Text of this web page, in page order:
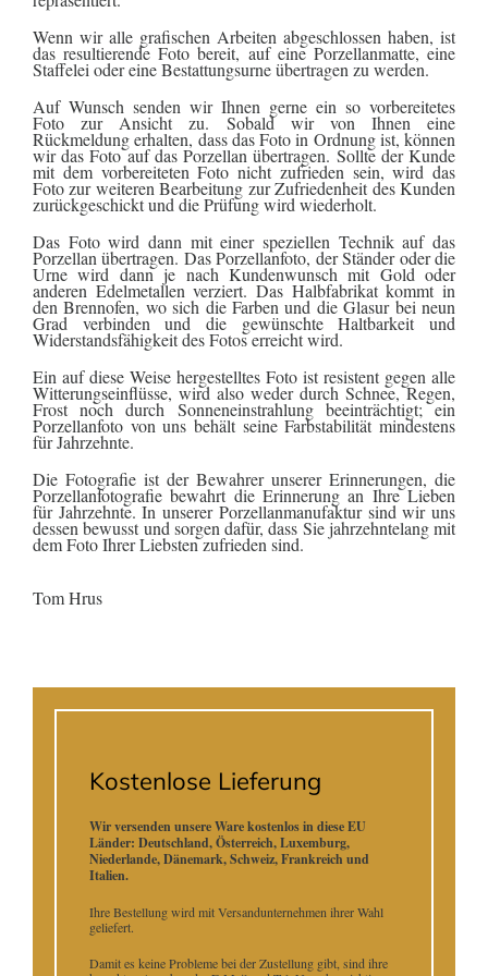
Wenn wir alle grafischen Arbeiten abgeschlossen haben, ist
das resultierende Foto bereit, auf eine Porzellanmatte, eine
Staffelei oder eine Bestattungsurne übertragen zu werden.
Auf Wunsch senden wir Ihnen gerne ein so vorbereitetes
Foto zur Ansicht zu. Sobald wir von Ihnen eine
Rückmeldung erhalten, dass das Foto in Ordnung ist, können
wir das Foto auf das Porzellan übertragen. Sollte der Kunde
mit dem vorbereiteten Foto nicht zufrieden sein, wird das
Foto zur weiteren Bearbeitung zur Zufriedenheit des Kunden
zurückgeschickt und die Prüfung wird wiederholt.
Das Foto wird dann mit einer speziellen Technik auf das
Porzellan übertragen. Das Porzellanfoto, der Ständer oder die
Urne wird dann je nach Kundenwunsch mit Gold oder
anderen Edelmetallen verziert. Das Halbfabrikat kommt in
den Brennofen, wo sich die Farben und die Glasur bei neun
Grad verbinden und die gewünschte Haltbarkeit und
Widerstandsfähigkeit des Fotos erreicht wird.
Ein auf diese Weise hergestelltes Foto ist resistent gegen alle
Witterungseinflüsse, wird also weder durch Schnee, Regen,
Frost noch durch Sonneneinstrahlung beeinträchtigt; ein
Porzellanfoto von uns behält seine Farbstabilität mindestens
für Jahrzehnte.
Die Fotografie ist der Bewahrer unserer Erinnerungen, die
Porzellanfotografie bewahrt die Erinnerung an Ihre Lieben
für Jahrzehnte. In unserer Porzellanmanufaktur sind wir uns
dessen bewusst und sorgen dafür, dass Sie jahrzehntelang mit
dem Foto Ihrer Liebsten zufrieden sind.
Tom Hrus
Kostenlose Lieferung
Wir versenden unsere Ware kostenlos in diese EU
Länder: Deutschland, Österreich, Luxemburg,
Niederlande, Dänemark, Schweiz, Frankreich und
Italien.
Ihre Bestellung wird mit Versandunternehmen ihrer Wahl
geliefert.
Damit es keine Probleme bei der Zustellung gibt, sind ihre